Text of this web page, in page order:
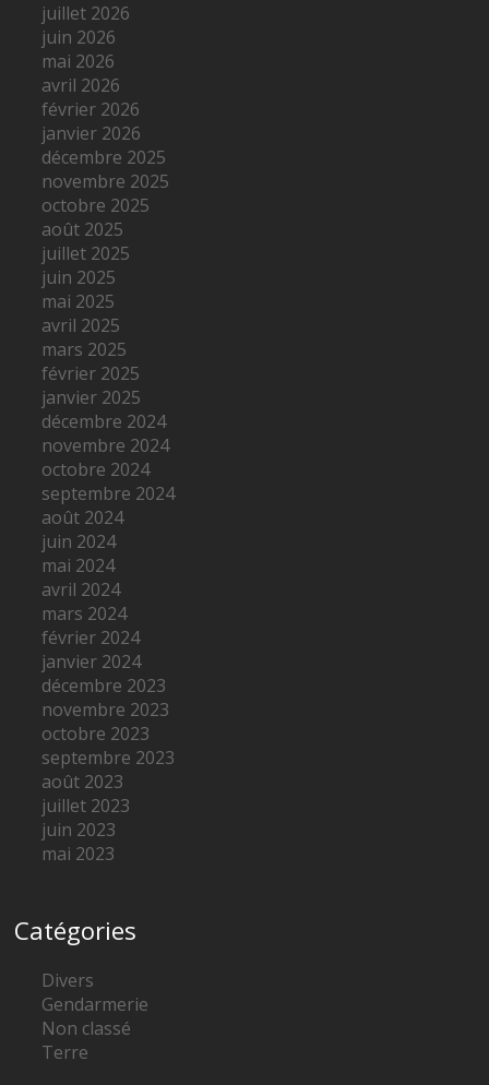
juillet 2026
juin 2026
mai 2026
avril 2026
février 2026
janvier 2026
décembre 2025
novembre 2025
octobre 2025
août 2025
juillet 2025
juin 2025
mai 2025
avril 2025
mars 2025
février 2025
janvier 2025
décembre 2024
novembre 2024
octobre 2024
septembre 2024
août 2024
juin 2024
mai 2024
avril 2024
mars 2024
février 2024
janvier 2024
décembre 2023
novembre 2023
octobre 2023
septembre 2023
août 2023
juillet 2023
juin 2023
mai 2023
Catégories
Divers
Gendarmerie
Non classé
Terre